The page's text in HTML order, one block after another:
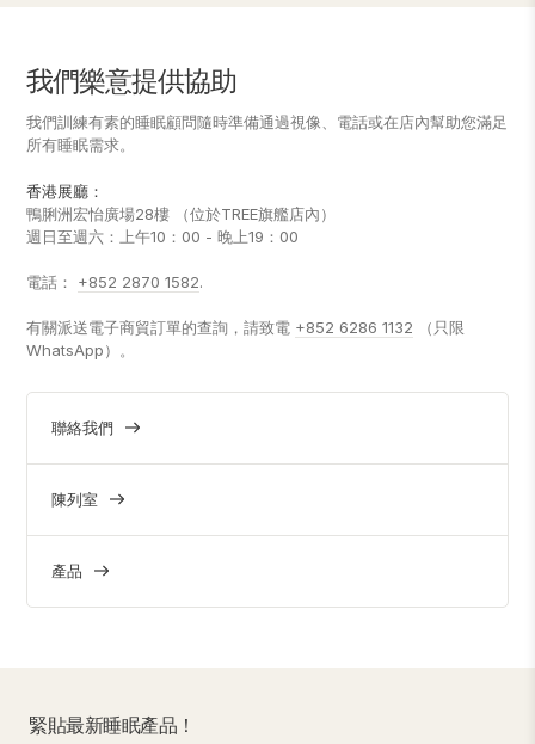
我們樂意提供協助
我們訓練有素的睡眠顧問隨時準備通過視像、電話或在店內幫助您滿足
所有睡眠需求。
香港展廳：
鴨脷洲宏怡廣場28樓 （位於TREE旗艦店內）
週日至週六：上午10：00 - 晚上19：00
電話： +852 2870 1582.
有關派送電子商貿訂單的查詢，請致電 +852 6286 1132 （只限
WhatsApp）。
聯絡我們
陳列室
產品
緊貼最新睡眠產品！